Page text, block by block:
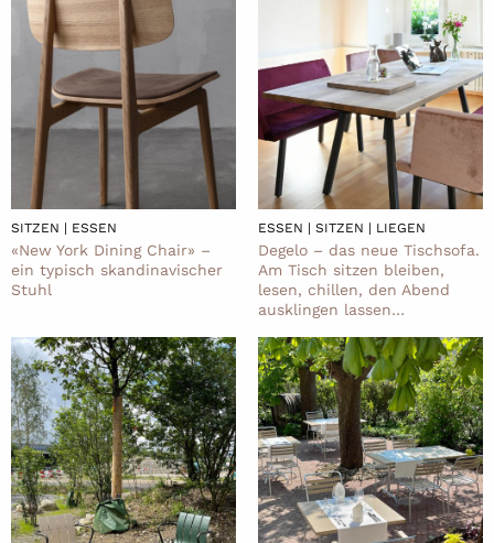
SITZEN | ESSEN
«New York Dining Chair» –
ein typisch skandinavischer
Stuhl
ESSEN | SITZEN | LIEGEN
Degelo – das neue Tischsofa.
Am Tisch sitzen bleiben,
lesen, chillen, den Abend
ausklingen lassen…